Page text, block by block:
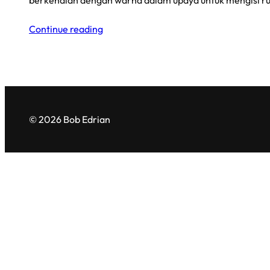
Continue reading
© 2026 Bob Edrian